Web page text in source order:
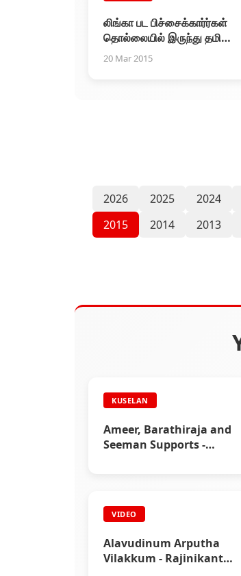
லிங்கா பட பிச்சைக்கார்ர்கள்
தொல்லையில் இருந்து தமிழ்
சினிமா தப்பித்தது
20 Mar 2015
2026 2025 2024
2015
2014 2013
KUSELAN
Ameer, Barathiraja and
Seeman Supports -
VIDEO
Alavudinum Arputha
Vilakkum - Rajinikanth